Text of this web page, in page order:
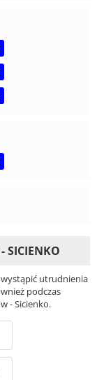
SICIENKO
utrudnienia
podczas
- Sicienko.